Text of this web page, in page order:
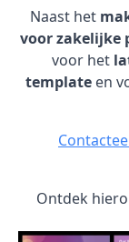
Naast het
voor zakelijke
voor het
template en
Ontdek